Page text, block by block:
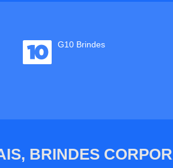
G10 Brindes
BRINDES